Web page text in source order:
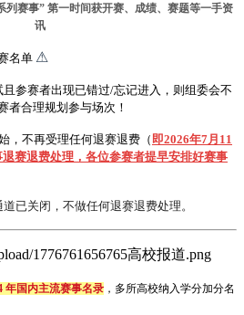
列赛事” 第一时间获开赛、成绩、赛题等一手资
讯
名单 ⚠
且参赛者出现已错过/忘记进入，则组委会不
者合理规划参与场次！
，不再受理任何退赛退费（ 即2026年7月11
赛退费处理，各位参赛者提早安排好赛事
已关闭，不做任何退赛退费处理。
年国内主流赛事名录 ，多所高校纳入学分加分名